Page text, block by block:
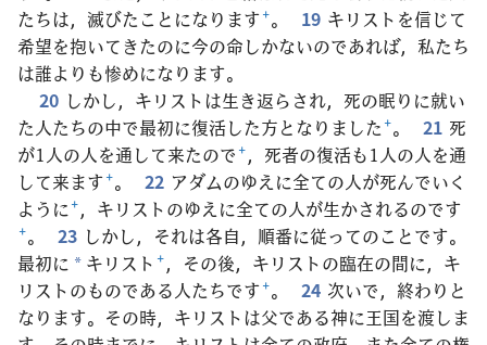
たちは，滅びたことになります+。 19 キリストを信じて
希望を抱いてきたのに今の命しかないのであれば，私たち
は誰よりも惨めになります。
20 しかし，キリストは生き返らされ，死の眠りに就い
た人たちの中で最初に復活した方となりました+。 21 死
が1人の人を通して来たので+，死者の復活も1人の人を通
して来ます+。 22 アダムのゆえに全ての人が死んでいく
ように+，キリストのゆえに全ての人が生かされるのです
+。 23 しかし，それは各自，順番に従ってのことです。
最初に * キリスト +，その後，キリストの臨在の間に，キ
リストのものである人たちです+。 24 次いで，終わりと
なります。その時，キリストは父である神に王国を渡しま